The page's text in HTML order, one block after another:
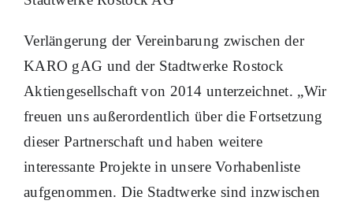
Verlängerung der Vereinbarung zwischen der
KARO gAG und der Stadtwerke Rostock
Aktiengesellschaft von 2014 unterzeichnet. „Wir
freuen uns außerordentlich über die Fortsetzung
dieser Partnerschaft und haben weitere
interessante Projekte in unsere Vorhabenliste
aufgenommen. Die Stadtwerke sind inzwischen